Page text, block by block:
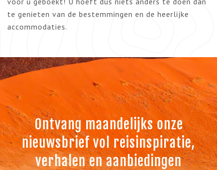
te genieten van de bestemmingen en de heerlijke
accommodaties.
Ontvang maandelijks onze
nieuwsbrief vol reisinspiratie,
verhalen en aanbiedingen